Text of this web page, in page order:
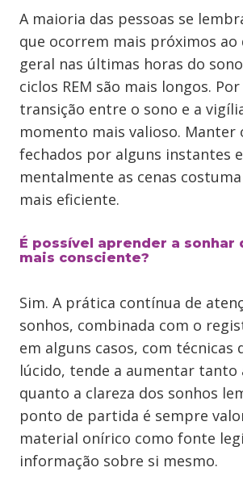
A maioria das pessoas se
que ocorrem mais próximos
geral nas últimas horas do
ciclos REM são mais longos.
transição entre o sono e a
momento mais valioso. Manter
fechados por alguns instantes
mentalmente as cenas
mais eficiente.
É possível aprender a sonhar
mais consciente?
Sim. A prática contínua de
sonhos, combinada com o
em alguns casos, com técnicas
lúcido, tende a aumentar tanto
quanto a clareza dos sonhos
ponto de partida é sempre
material onírico como fonte
informação sobre si mesmo.